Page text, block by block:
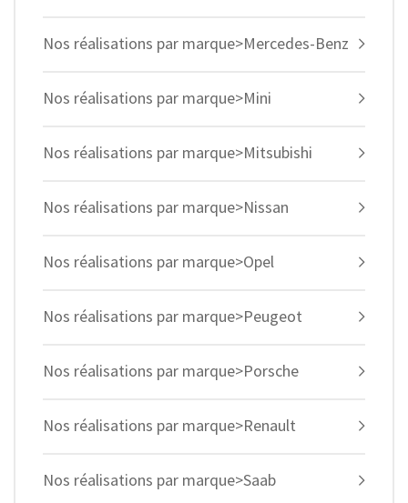
Nos réalisations par marque>Mercedes-Benz
Nos réalisations par marque>Mini
Nos réalisations par marque>Mitsubishi
Nos réalisations par marque>Nissan
Nos réalisations par marque>Opel
Nos réalisations par marque>Peugeot
Nos réalisations par marque>Porsche
Nos réalisations par marque>Renault
Nos réalisations par marque>Saab